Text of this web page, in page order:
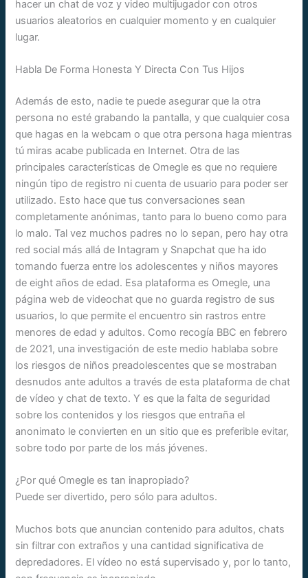
hacer un chat de voz y video multijugador con otros
usuarios aleatorios en cualquier momento y en cualquier
lugar.
Habla De Forma Honesta Y Directa Con Tus Hijos
Además de esto, nadie te puede asegurar que la otra
persona no esté grabando la pantalla, y que cualquier cosa
que hagas en la webcam o que otra persona haga mientras
tú miras acabe publicada en Internet. Otra de las
principales características de Omegle es que no requiere
ningún tipo de registro ni cuenta de usuario para poder ser
utilizado. Esto hace que tus conversaciones sean
completamente anónimas, tanto para lo bueno como para
lo malo. Tal vez muchos padres no lo sepan, pero hay otra
red social más allá de Intagram y Snapchat que ha ido
tomando fuerza entre los adolescentes y niños mayores
de eight años de edad. Esa plataforma es Omegle, una
página web de videochat que no guarda registro de sus
usuarios, lo que permite el encuentro sin rastros entre
menores de edad y adultos. Como recogía BBC en febrero
de 2021, una investigación de este medio hablaba sobre
los riesgos de niños preadolescentes que se mostraban
desnudos ante adultos a través de esta plataforma de chat
de vídeo y chat de texto. Y es que la falta de seguridad
sobre los contenidos y los riesgos que entraña el
anonimato le convierten en un sitio que es preferible evitar,
sobre todo por parte de los más jóvenes.
¿Por qué Omegle es tan inapropiado?
Puede ser divertido, pero sólo para adultos.
Muchos bots que anuncian contenido para adultos, chats
sin filtrar con extraños y una cantidad significativa de
depredadores. El vídeo no está supervisado y, por lo tanto,